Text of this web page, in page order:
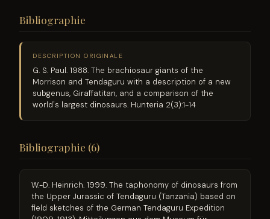
Bibliographie
DESCRIPTION ORIGINALE
G. S. Paul. 1988. The brachiosaur giants of the
Morrison and Tendaguru with a description of a new
subgenus, Giraffatitan, and a comparison of the
world's largest dinosaurs. Hunteria 2(3):1-14
Bibliographie (6)
W.-D. Heinrich. 1999. The taphonomy of dinosaurs from
the Upper Jurassic of Tendaguru (Tanzania) based on
field sketches of the German Tendaguru Expedition